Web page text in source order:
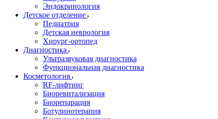
Эндокринология
Детское отделение
Педиатрия
Детская неврология
Хирург-ортопед
Диагностика
Ультразвуковая диагностика
Функциональная диагностика
Косметология
RF-лифтинг
Биоревитализация
Биорепарация
Ботулинотерапия